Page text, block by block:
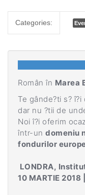
Categories:
Român în Marea
Te gânde?ti s?
dar nu ?tii de
Noi î?i oferim
într-un domeniu
fondurilor
LONDRA,
10 MARTIE 2018